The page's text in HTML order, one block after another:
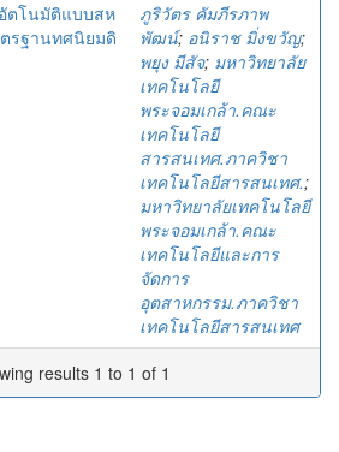
ตโนมัติแบบสห
รฐานทศนิยมดิ
ภูริวัตร คัมภีรภาพ
พัฒน์; อนิราช มิ่งขวัญ;
พยุง มีสัจ; มหาวิทยาลัย
เทคโนโลยี
พระจอมเกล้า.คณะ
เทคโนโลยี
สารสนเทศ.ภาควิชา
เทคโนโลยีสารสนเทศ.;
มหาวิทยาลัยเทคโนโลยี
พระจอมเกล้า.คณะ
เทคโนโลยีและการ
จัดการ
อุตสาหกรรม.ภาควิชา
เทคโนโลยีสารสนเทศ
results 1 to 1 of 1